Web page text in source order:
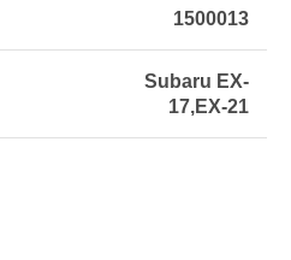
1500013
Subaru EX-
17,EX-21